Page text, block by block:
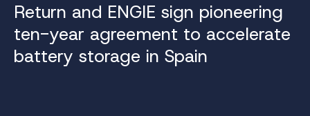
Return and ENGIE sign pioneering
ten-year agreement to accelerate
battery storage in Spain